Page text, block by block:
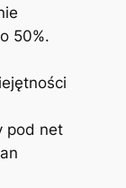
50%.
pod net